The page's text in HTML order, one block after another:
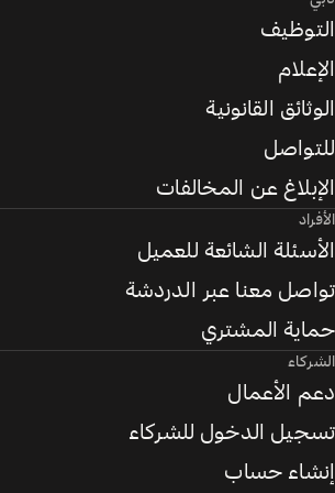
التوظيف
الإعلام
الوثائق القانونية
للتواصل
الإبلاغ عن المخالفات
الأفراد
الأسئلة الشائعة للعميل
تواصل معنا عبر الدردشة
حماية المشتري
الشركاء
دعم الأعمال
تسجيل الدخول للشركاء
إنشاء حساب